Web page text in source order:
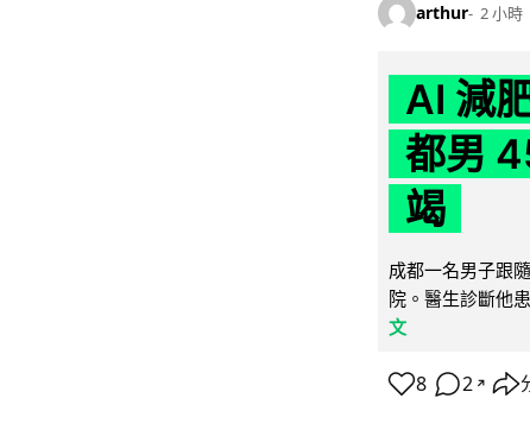
arthur 2 小時
AI 減
都男
竭
成都一名男子跟
院。醫生診斷他
文
8 2 ↗